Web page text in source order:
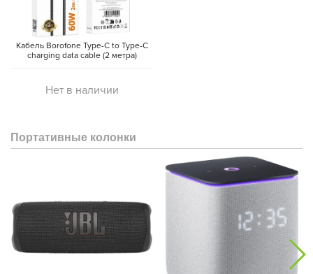
Кабель Borofone Type-C to Type-C
charging data cable (2 метра)
Нет в наличии
Портативные колонки